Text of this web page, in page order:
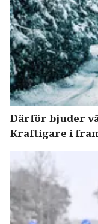
Därför bjuder
Kraftigare i